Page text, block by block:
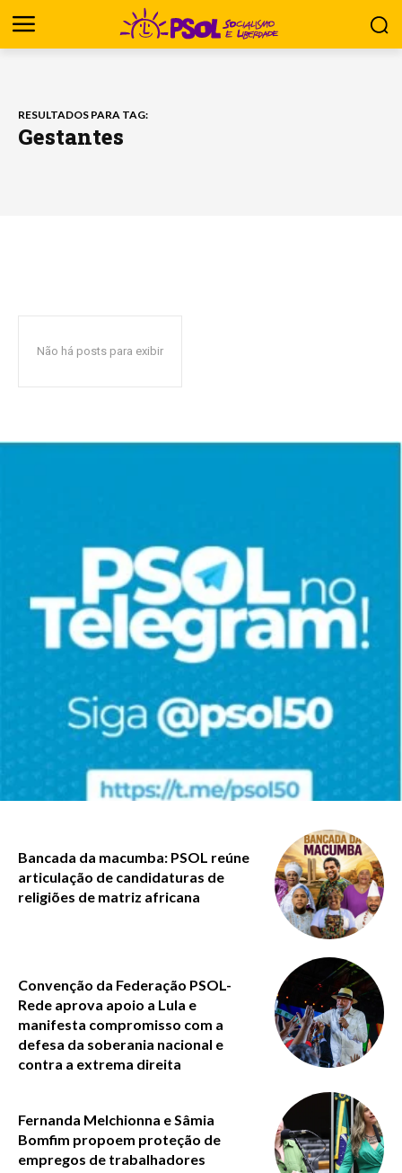
RESULTADOS PARA TAG:
Gestantes
Não há posts para exibir
Bancada da macumba: PSOL reúne
articulação de candidaturas de
religiões de matriz africana
Convenção da Federação PSOL-
Rede aprova apoio a Lula e
manifesta compromisso com a
defesa da soberania nacional e
contra a extrema direita
Fernanda Melchionna e Sâmia
Bomfim propoem proteção de
empregos de trabalhadores